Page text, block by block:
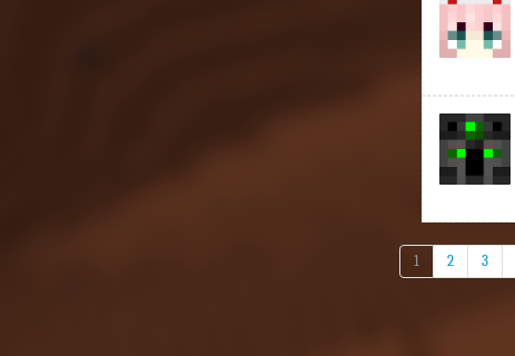
1 2 3